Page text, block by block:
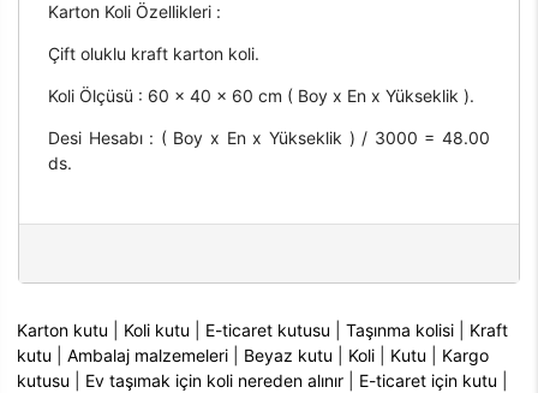
Karton Koli Özellikleri :
Çift oluklu kraft karton koli.
Koli Ölçüsü : 60 x 40 x 60 cm ( Boy x En x Yükseklik ).
Desi Hesabı : ( Boy x En x Yükseklik ) / 3000 = 48.00
ds.
Karton kutu Koli kutu E-ticaret kutusu |Taşınma kolisi
Kraft
kutu |Ambalaj malzemeleri Beyaz kutu Koli Kutu
Kargo
kutusu
Ev taşımak için koli nereden alınır E-ticaret için kutu